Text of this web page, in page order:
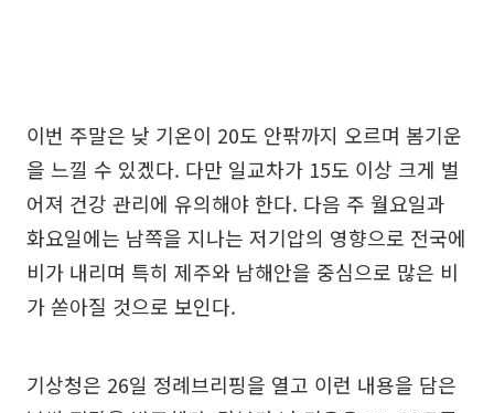
이번 주말은 낮 기온이 20도 안팎까지 오르며 봄기운
을 느낄 수 있겠다. 다만 일교차가 15도 이상 크게 벌
어져 건강 관리에 유의해야 한다. 다음 주 월요일과
화요일에는 남쪽을 지나는 저기압의 영향으로 전국에
비가 내리며 특히 제주와 남해안을 중심으로 많은 비
가 쏟아질 것으로 보인다.
기상청은 26일 정례브리핑을 열고 이런 내용을 담은